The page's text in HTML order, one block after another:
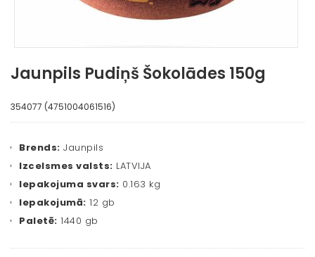
Jaunpils Pudiņš Šokolādes 150g
354077 (4751004061516)
Brends: Jaunpils
Izcelsmes valsts: LATVIJA
Iepakojuma svars: 0.163 kg
Iepakojumā: 12 gb
Paletē: 1440 gb